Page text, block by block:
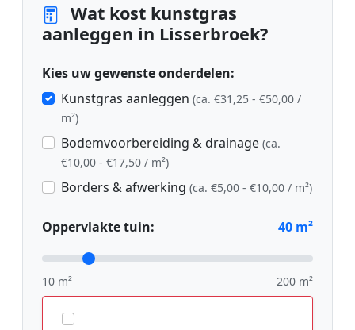
Wat kost kunstgras
aanleggen in Lisserbroek?
Kies uw gewenste onderdelen:
Kunstgras aanleggen (ca. €31,25 - €50,00 /
m²)
Bodemvoorbereiding & drainage (ca.
€10,00 - €17,50 / m²)
Borders & afwerking (ca. €5,00 - €10,00 / m²)
Oppervlakte tuin: 40 m²
10 m² 200 m²